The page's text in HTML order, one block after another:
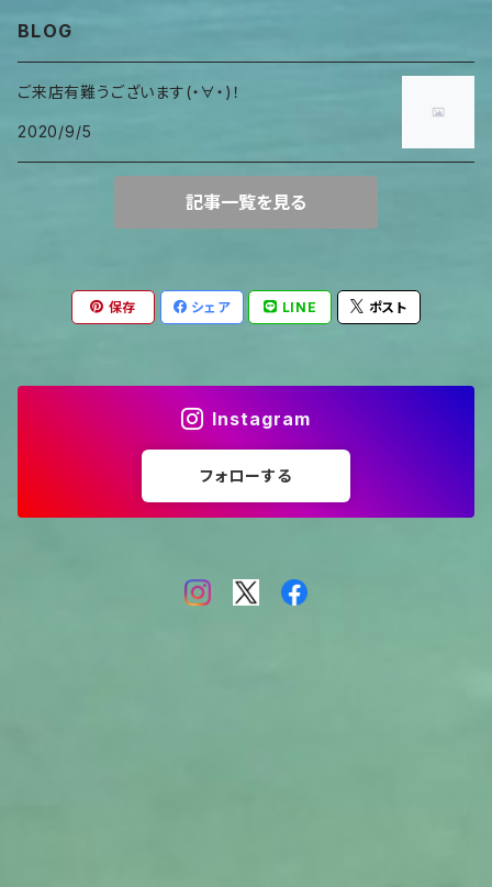
BLOG
ご来店有難うございます(・∀・)！
2020/9/5
記事一覧を見る
保存 シェア LINE ポスト
Instagram
フォローする